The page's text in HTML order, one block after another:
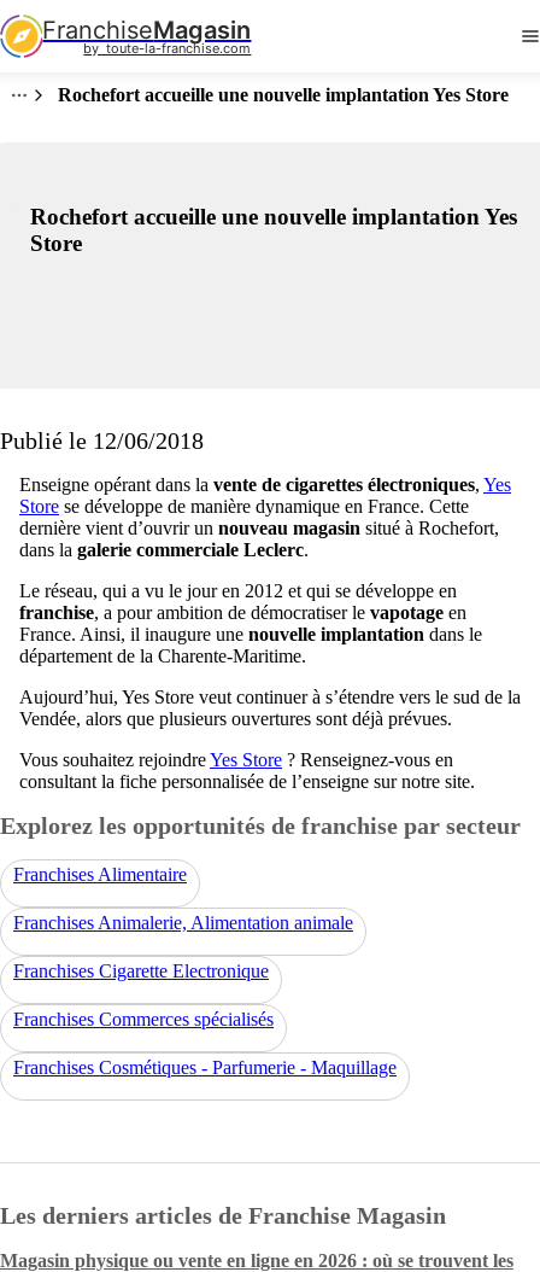
FranchiseMagasin
by  toute-la-franchise.com
Rochefort accueille une nouvelle implantation Yes Store
Rochefort accueille une nouvelle implantation Yes
Store
Publié le 12/06/2018
Enseigne opérant dans la vente de cigarettes électroniques, Yes
Store se développe de manière dynamique en France. Cette
dernière vient d’ouvrir un nouveau magasin situé à Rochefort,
dans la galerie commerciale Leclerc.
Le réseau, qui a vu le jour en 2012 et qui se développe en
franchise, a pour ambition de démocratiser le vapotage en
France. Ainsi, il inaugure une nouvelle implantation dans le
département de la Charente-Maritime.
Aujourd’hui, Yes Store veut continuer à s’étendre vers le sud de la
Vendée, alors que plusieurs ouvertures sont déjà prévues.
Vous souhaitez rejoindreYes Store ? Renseignez-vous en
consultant la fiche personnalisée de l’enseigne sur notre site.
Explorez les opportunités de franchise par secteur
Franchises Alimentaire
Franchises Animalerie, Alimentation animale
Franchises Cigarette Electronique
Franchises Commerces spécialisés
Franchises Cosmétiques - Parfumerie - Maquillage
Les derniers articles de Franchise Magasin
Magasin physique ou vente en ligne en 2026 : où se trouvent les